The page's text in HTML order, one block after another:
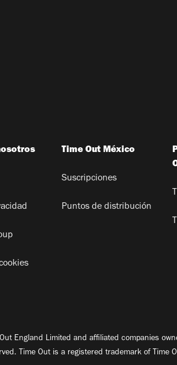
Time Out México
Suscripciones
Puntos de distribución
England Limited and affiliated companies
Time Out is a registered trademark of Time